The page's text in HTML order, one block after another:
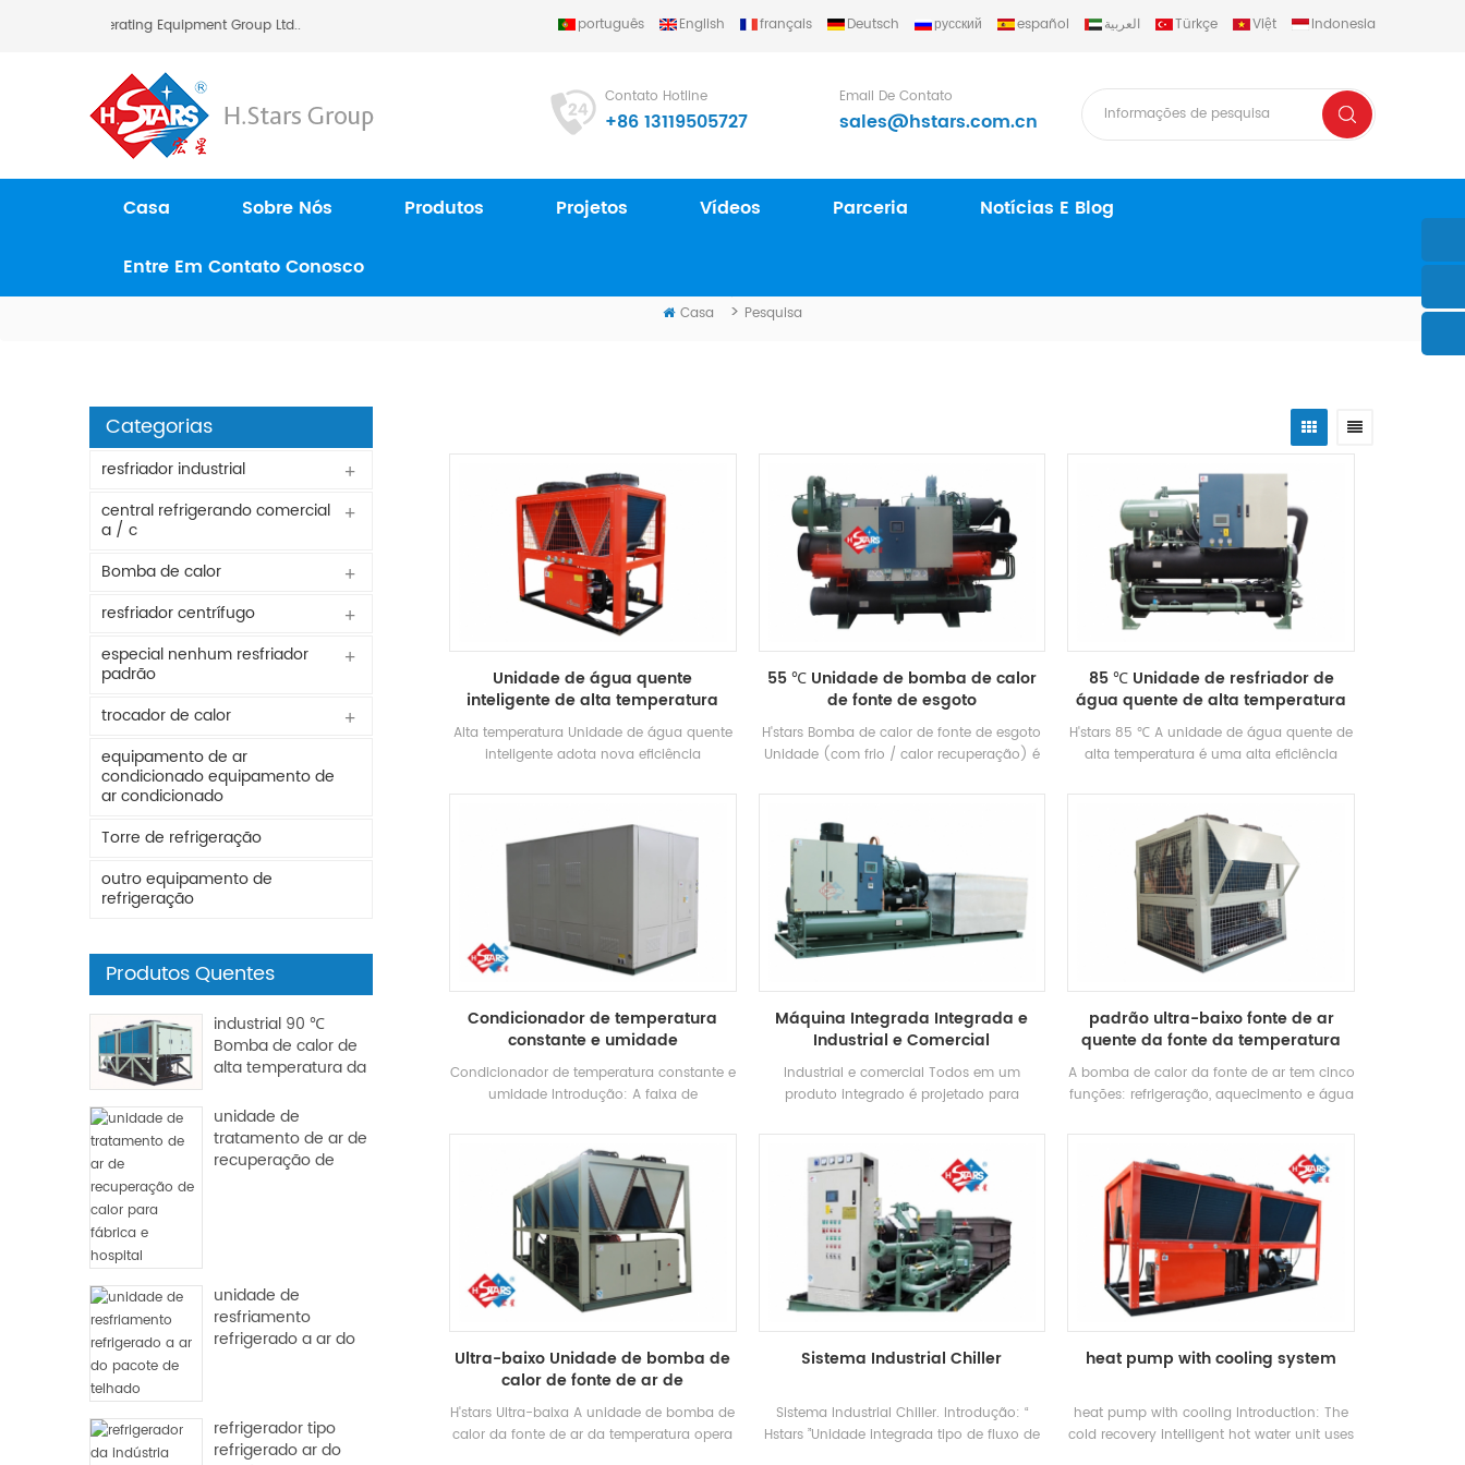
Refrigerating Equipment Group Ltd.. português English français Deutsch русский español العربية Türkçe Việt Indonesia
Contato Hotline
+86 13119505727
Email De Contato
sales@hstars.com.cn
Casa Sobre Nós Produtos Projetos Vídeos Parceria Notícias E Blog
Entre Em Contato Conosco
Casa > Pesquisa
Unidade de água quente
inteligente de alta temperatura
Alta temperatura Unidade de água quente
inteligente adota nova eficiência
energética de até 2,5, desenvolvido para
eletrodometria, impressão e tingimento,
medicina e outras indústrias
55 ℃ Unidade de bomba de calor
de fonte de esgoto
H'stars Bomba de calor de fonte de esgoto
Unidade (com frio / calor recuperação) é
desenvolvido e produzido para banhos,
piscina de primavera quente, piscina e
outros lugares de banho, extraindo o calor
do esgoto doméstico, economizando
energia e protegendo o ambiente energy A
poupança é 30% ~ 50% Em comparação
com o método de aquecimento
convencional, o que pode reduzir bastante
85 ℃ Unidade de resfriador de
água quente de alta temperatura
H'stars 85 ℃ A unidade de água quente de
alta temperatura é uma alta eficiência
fabricada por H'stars. A temperatura da
entrada da entrada e da tomada da fonte
de calor baixa temperatura é de 5-20 ℃, e
a faixa de aplicação é de largura. A
temperatura da água de alta temperatura
é entre 65-85 ℃. Adote Green Proteção
Ambiental Refrigerante HFC-134A.
Condicionador de temperatura
constante e umidade
Condicionador de temperatura constante e
umidade Introdução: A faixa de
resfriamento é de 21 ~ 35 ° C, a faixa de
temperatura do ar de retorno da unidade é
de 18 ~ 28 ° C, os ± 1 ° C A faixa de controle
de umidade é 50 ~ 70%. ± 5%, e filtros de ar
especiais são configurados de acordo com
diferentes necessidades. Marca: Hstars
Capacidade de resfriamento Faixa: 24.4kw
~ 140.4kw Aplicações: Máquinas de
precisão, eletrônicos, equipamentos
ópticos, tratamento de superfície, médico e
saúde, bio-farmacêuticos, processamento
de alimentos, produtos químicos finos,
de medição e testes e outros Indústrias.
Máquina Integrada Integrada e
Industrial e Comercial
Industrial e comercial Todos em um
produto integrado é projetado para
alta integração, instalação simples e
conveniente e redução de instalação de
engenharia Custos.
padrão ultra-baixo fonte de ar
quente da fonte da temperatura
A bomba de calor da fonte de ar tem cinco
funções: refrigeração, aquecimento e água
realizar resfriamento de verão e inverno
aquecimento. Ele fornece água quente
doméstica durante todo o ano, de modo
que uma máquina pode ser usada,
economizando espaço de piso e reduzindo
o investimento inicial, economizando mais
do que 40% do custo de uso.
Ultra-baixo Unidade de bomba de
calor de fonte de ar de
temperatura
H'stars Ultra-baixa A unidade de bomba de
calor da fonte de ar da temperatura opera
Sistema Industrial Chiller
Sistema Industrial Chiller. Introdução: “
Hstars ”Unidade integrada tipo de fluxo de
heat pump with cooling system
heat pump with cooling Introduction: The
cold recovery intelligent hot water unit uses
Categorias
resfriador industrial
central refrigerando comercial
a / c
Bomba de calor
resfriador centrífugo
especial nenhum resfriador
padrão
trocador de calor
equipamento de ar
condicionado equipamento de
ar condicionado
Torre de refrigeração
outro equipamento de
refrigeração
Produtos Quentes
industrial 90 ℃
Bomba de calor de
alta temperatura da
unidade de
tratamento de ar de
recuperação de
unidade de
resfriamento
refrigerado a ar do
refrigerador tipo
refrigerado ar do